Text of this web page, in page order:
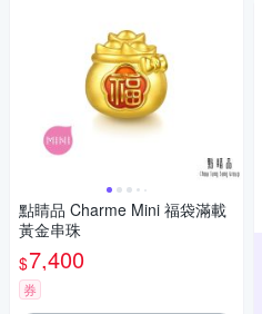
點睛品 Charme Mini 福袋滿載
黃金串珠
$7,400
券